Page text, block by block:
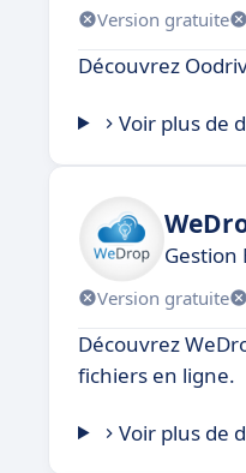
Version gratuite
Découvrez
Voir plus de
Version gratuite
Découvrez
fichiers en ligne.
Voir plus de